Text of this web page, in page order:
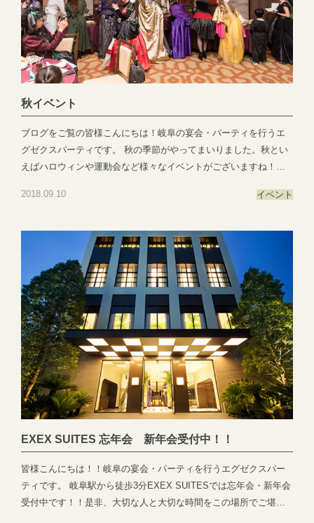
3つの結婚式場で叶う自由自在なパーティーをご提案お問い合わせ
やご予約は下記よりお気軽にご連絡くださいませ 営業時間：
11:00〜19:00 (パーティーは22:00まで)定休日：水曜日(祝日は営
業)T E L ：058-214-2066(宴会直通) ～住所一覧～エグゼクススウ
ィーツ：岐阜県岐阜市玉森町1-1エグゼクスガーデン：岐阜県岐阜
お問い合わせhttps://exexparty.jp/contact/▼各会場へのアクセス
●―○―●―○―●―○―●―○―●―○―●―○―●―○―●
秋イベント
ブログをご覧の皆様こんにちは！岐阜の宴会・パーティを行うエ
グゼクスパーティです。 秋の季節がやってまいりました。秋とい
えばハロウィンや運動会など様々なイベントがございますね！
ご利用いただけます。 仮装してゲームをしたり、秋の食材に合う
ベントを一緒に作らせて頂きます♪ ご連絡いつでもお待ちしており
ますのでご気軽にご相談くださいま
せ。 ●―○―●―○―●―○―●―○―●―○―●―○―●―○―●EXEX
PARTYではEXEX GARDEN・EXEX SUITES・EXEX SQUAREの
3つの結婚式場で叶う自由自在なパーティーをご提案お問い合わせ
やご予約は下記よりお気軽にご連絡くださいませ 営業時間：
11:00〜19:00 (パーティーは22:00まで)定休日：水曜日(祝日は営
業)T E L ：058-214-2066(宴会直通) ～住所一覧～エグゼクススイ
ーツ：岐阜県岐阜市玉森町1-1エグゼクスガーデン：岐阜県岐阜市
日置江343-1エグゼクススクエア：岐阜県岐阜市鷺山新町2-1 ▼お
問い合わせhttps://exexparty.jp/contact/▼各会場へのアクセス
https://exexparty.jp/access/
●―○―●―○―●―○―●―○―●―○―●―○―●―○―●
2018.09.10 イベント
EXEX SUITES 忘年会 新年会受付中！！
皆様こんにちは！！岐阜の宴会・パーティを行うエグゼクスパー
ティです。 岐阜駅から徒歩3分EXEX SUITESでは忘年会・新年会
受付中です！！是非、大切な人と大切な時間をこの場所でご堪能